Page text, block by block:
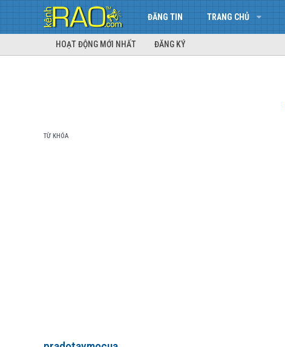
ĐĂNG TIN TRANG CHỦ
HOẠT ĐỘNG MỚI NHẤT ĐĂNG KÝ
TỪ KHÓA